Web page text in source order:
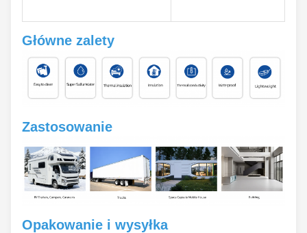
Główne zalety
Zastosowanie
Opakowanie i wysyłka